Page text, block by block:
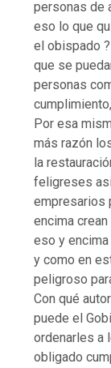
personas de
eso lo que
el obispado
que se
personas
Por esa
más razón
la
feligreses
empresarios
encima
eso y
y como en
peligroso
Con qué
puede el
ordenarles a
obligado